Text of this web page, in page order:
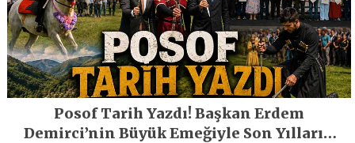
Posof Tarih Yazdı! Başkan Erdem
Demirci’nin Büyük Emeğiyle Son Yılların